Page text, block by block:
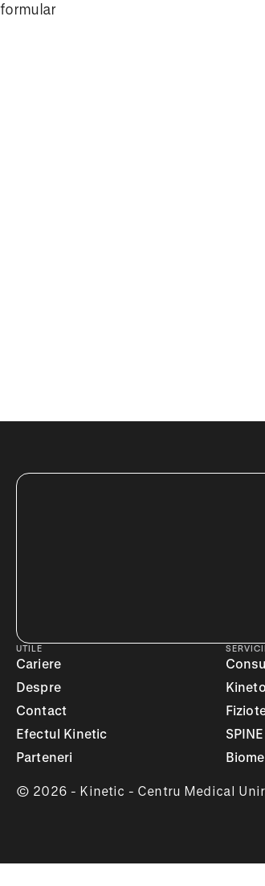
formular
UTILE
Cariere
Despre
Contact
Efectul Kinetic
Parteneri
SERVICII
SPINE
© 2026 - Kinetic - Centru Medical